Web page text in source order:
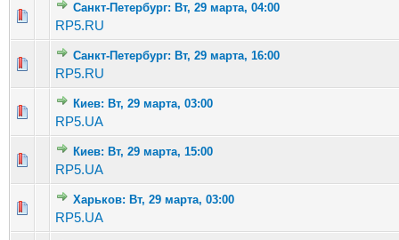
Санкт-Петербург: Вт, 29 марта, 04:00
RP5.RU
Голосов: 6 - Средняя оценка: 3.33 из 5
1234 5
Санкт-Петербург: Вт, 29 марта, 16:00
RP5.RU
Голосов: 7 - Средняя оценка: 2.14 из 5
1234 5
Киев: Вт, 29 марта, 03:00
RP5.UA
Голосов: 2 - Средняя оценка: 2.5 из 5
1 234 5
Киев: Вт, 29 марта, 15:00
RP5.UA
Голосов: 1 - Средняя оценка: 1 из 5
1 234 5
Харьков: Вт, 29 марта, 03:00
RP5.UA
Голосов: 1 - Средняя оценка: 1 из 5
1 234 5